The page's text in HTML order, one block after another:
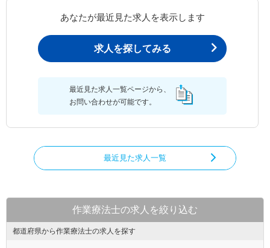
あなたが最近見た求人を表示します
求人を探してみる
最近見た求人一覧ページから、
お問い合わせが可能です。
最近見た求人一覧
作業療法士の求人を絞り込む
都道府県から作業療法士の求人を探す